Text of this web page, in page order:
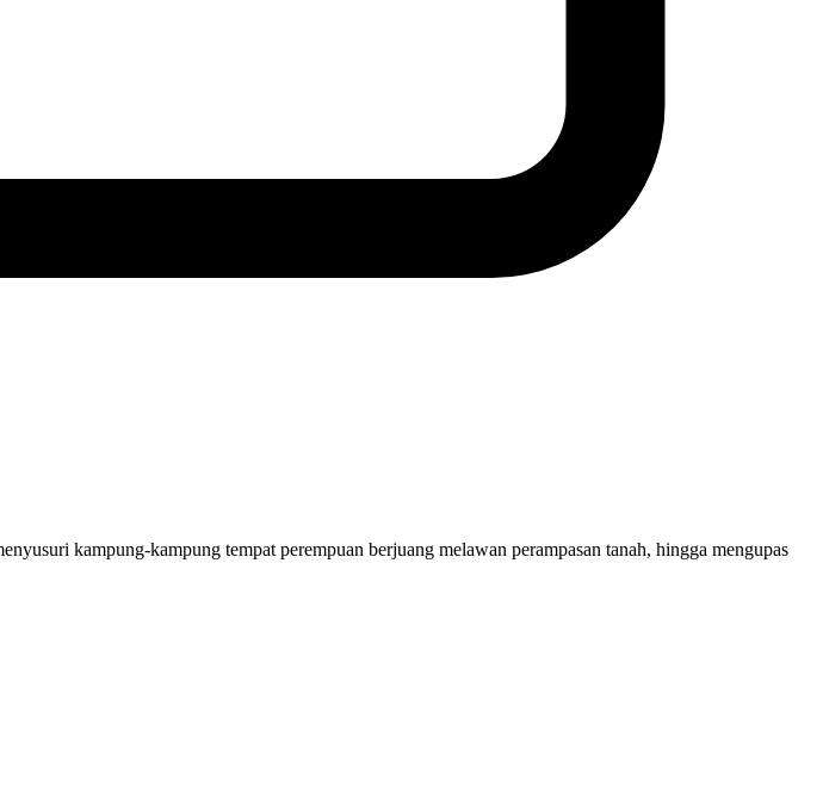
kampung-kampung tempat perempuan berjuang melawan perampasan tanah, hingga mengupas